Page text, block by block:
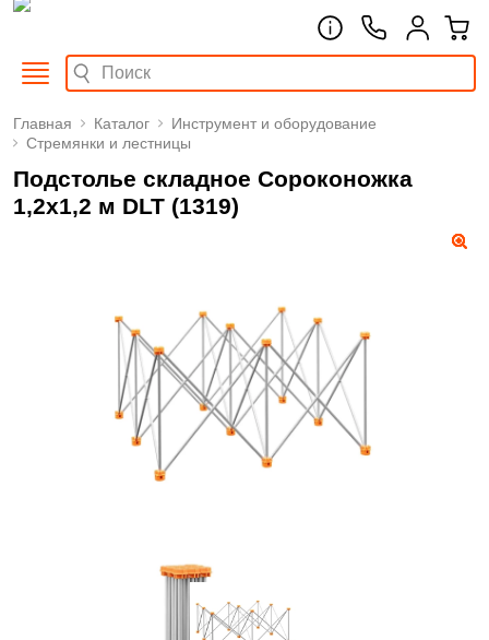
Главная Каталог
Инструмент и оборудование
Стремянки и лестницы
Подстолье складное Сороконожка
1,2х1,2 м DLT (1319)